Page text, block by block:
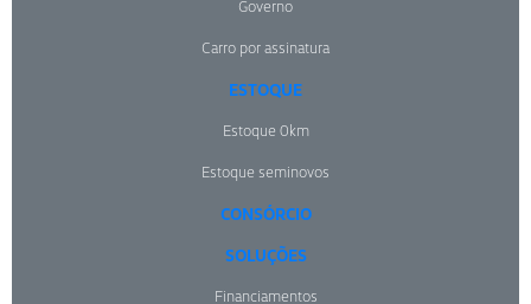
Governo
Carro por assinatura
ESTOQUE
Estoque 0km
Estoque seminovos
CONSÓRCIO
SOLUÇÕES
Financiamentos